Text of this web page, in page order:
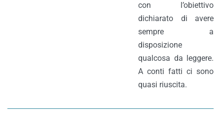
con l’obiettivo
dichiarato di avere
sempre a
disposizione
qualcosa da leggere.
A conti fatti ci sono
quasi riuscita.